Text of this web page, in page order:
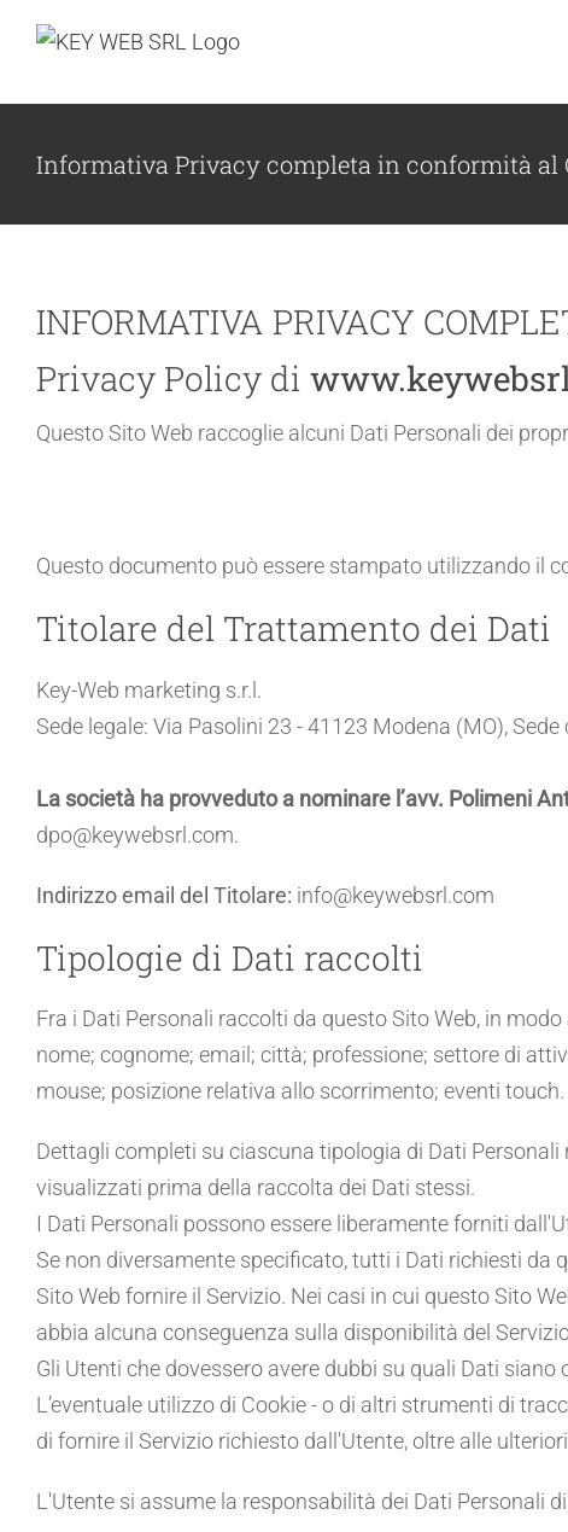
Informativa Privacy completa in conformità al
al
contenuto
INFORMATIVA PRIVACY
Privacy Policy di
Questo Sito Web raccoglie alcuni Dati Personali dei
Questo documento può essere stampato utilizzando il
Titolare del Trattamento dei Dati
Key-Web marketing s.r.l.
Sede legale: Via Pasolini 23 - 41123 Modena (MO),
La società ha provveduto a nominare l’avv. Polimeni
dpo@keywebsrl.com.
Indirizzo email del Titolare: info@keywebsrl.com
Tipologie di Dati raccolti
Fra i Dati Personali raccolti da questo Sito Web, in
nome; cognome; email; città; professione; settore di
mouse; posizione relativa allo scorrimento; eventi touch.
Dettagli completi su ciascuna tipologia di Dati
visualizzati prima della raccolta dei Dati stessi.
I Dati Personali possono essere liberamente forniti
Se non diversamente specificato, tutti i Dati richiesti da
Sito Web fornire il Servizio. Nei casi in cui questo Sito
abbia alcuna conseguenza sulla disponibilità del
Gli Utenti che dovessero avere dubbi su quali Dati
L’eventuale utilizzo di Cookie - o di altri strumenti di
di fornire il Servizio richiesto dall'Utente, oltre alle
L'Utente si assume la responsabilità dei Dati Personali